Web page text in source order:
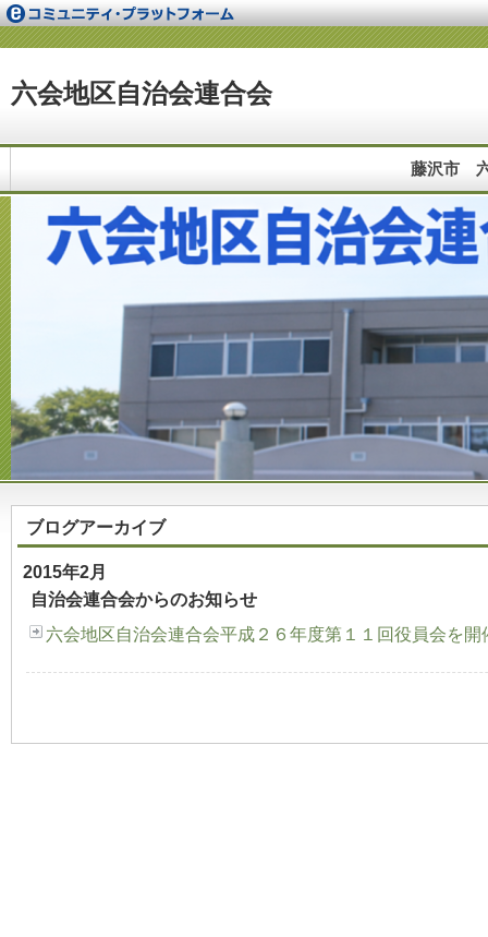
六会地区自治会連合会
藤沢市
ブログアーカイブ
2015年2月
自治会連合会からのお知らせ
六会地区自治会連合会平成２６年度第１１回役員会を開